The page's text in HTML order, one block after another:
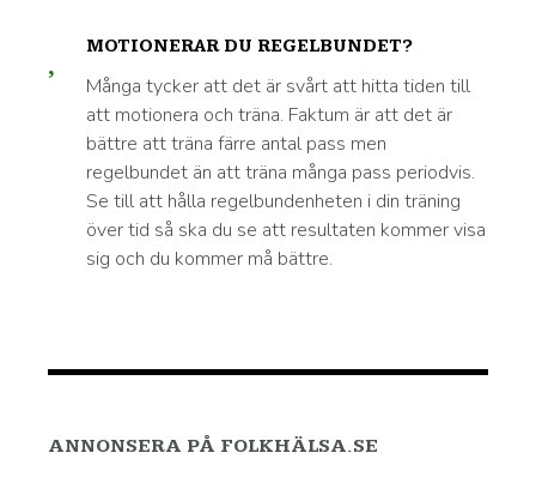
MOTIONERAR DU REGELBUNDET?
Många tycker att det är svårt att hitta tiden till
att motionera och träna. Faktum är att det är
bättre att träna färre antal pass men
regelbundet än att träna många pass periodvis.
Se till att hålla regelbundenheten i din träning
över tid så ska du se att resultaten kommer visa
sig och du kommer må bättre.
ANNONSERA PÅ FOLKHÄLSA.SE